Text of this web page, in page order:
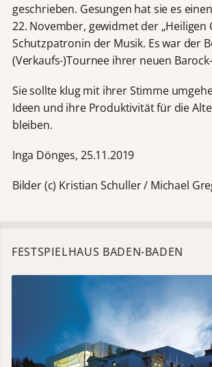
geschrieben. Gesungen hat sie es
22. November, gewidmet der „Heiligen
Schutzpatronin der Musik. Es war der
(Verkaufs-)Tournee ihrer neuen
Sie sollte klug mit ihrer Stimme
Ideen und ihre Produktivität für die
bleiben.
Inga Dönges, 25.11.2019
Bilder (c) Kristian Schuller / Michael
FESTSPIELHAUS BADEN-BADEN